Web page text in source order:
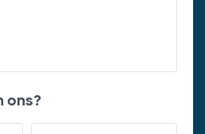
ons?